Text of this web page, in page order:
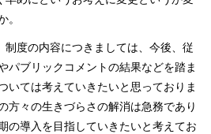
。
度の内容につきましては、今後、従
パブリックコメントの結果などを踏ま
いては考えていきたいと思っておりま
方々の生きづらさの解消は急務であり
の導入を目指していきたいと考えてお